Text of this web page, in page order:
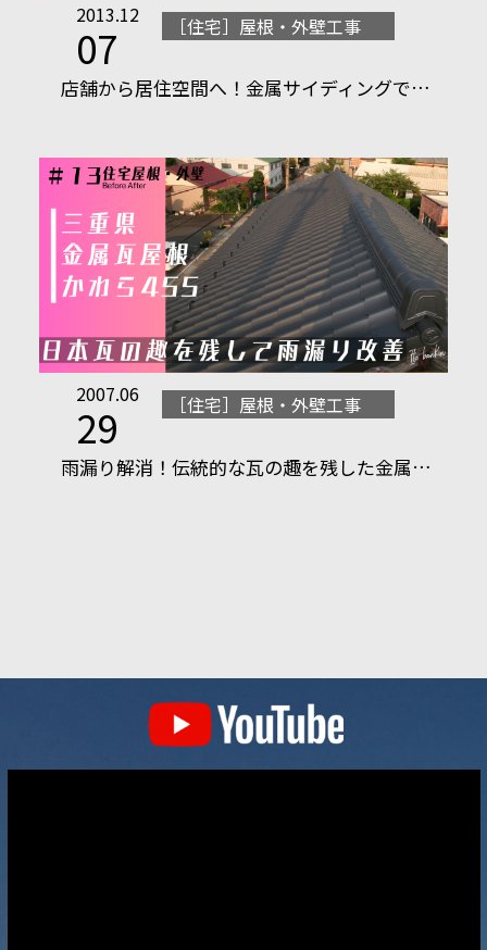
2013.12
07 ［住宅］屋根・外壁工事
店舗から居住空間へ！金属サイディングで…
2007.06
29 ［住宅］屋根・外壁工事
雨漏り解消！伝統的な瓦の趣を残した金属…